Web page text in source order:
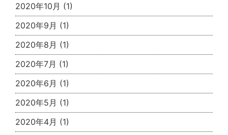
2020年10月 (1)
2020年9月 (1)
2020年8月 (1)
2020年7月 (1)
2020年6月 (1)
2020年5月 (1)
2020年4月 (1)